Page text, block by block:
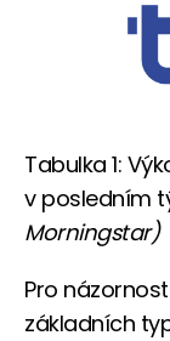
Tabulka 1:
v posledním
Morningstar)
Pro
základních